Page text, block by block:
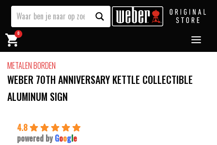
0
METALEN BORDEN
WEBER 70TH ANNIVERSARY KETTLE COLLECTIBLE
ALUMINUM SIGN
4.8
powered by Google